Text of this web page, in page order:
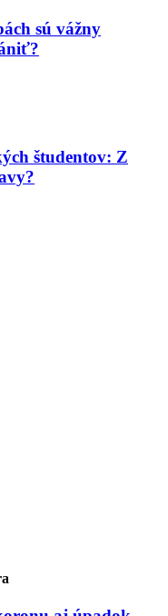
sú vážny
študentov: Z